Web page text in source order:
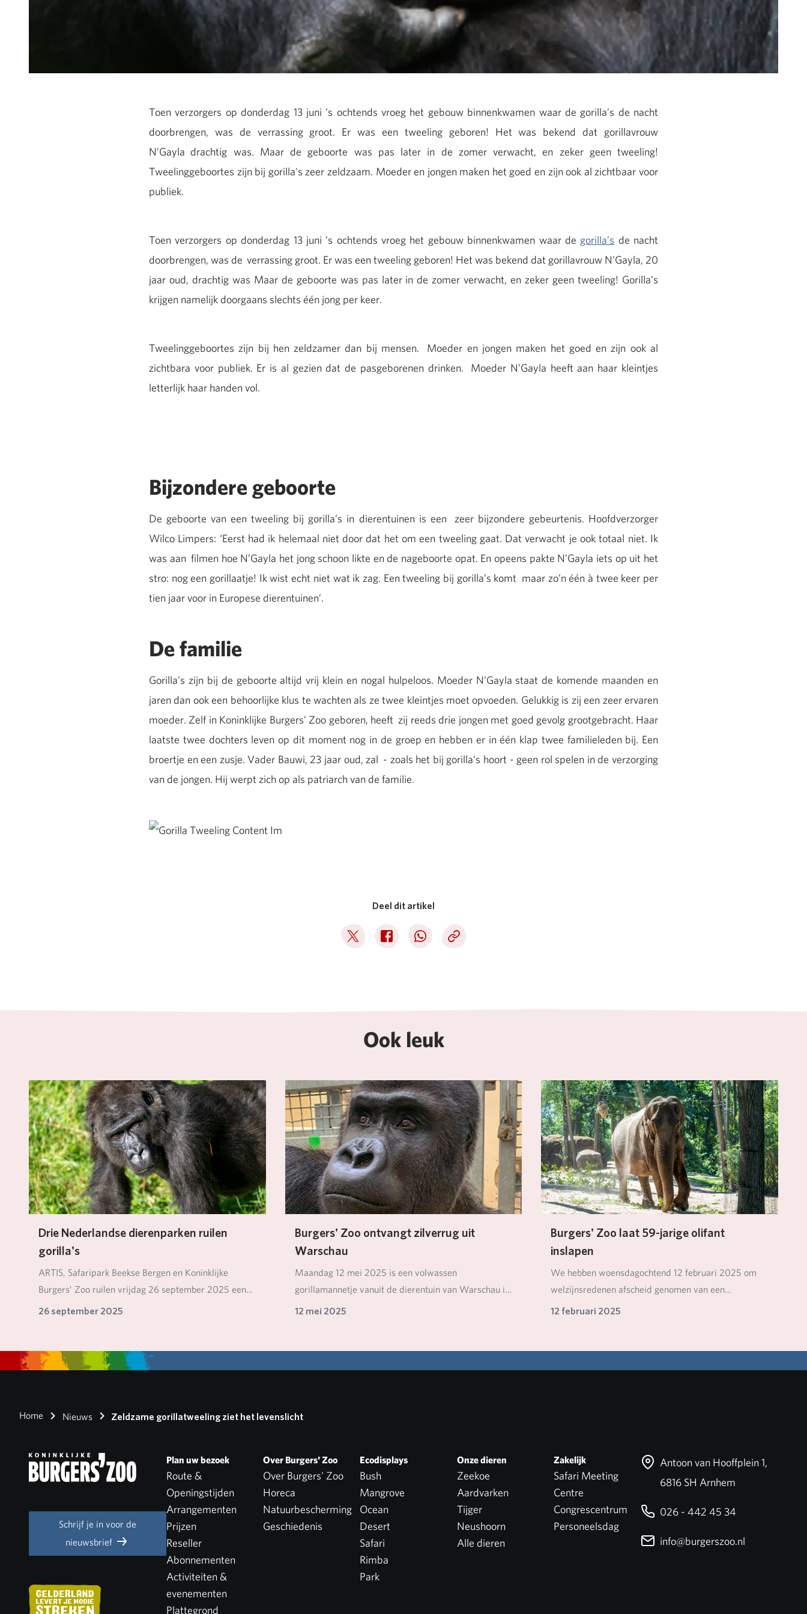
Toen verzorgers op donderdag 13 juni ’s ochtends vroeg het gebouw binnenkwamen waar de gorilla’s de nacht
doorbrengen, was de verrassing groot. Er was een tweeling geboren! Het was bekend dat gorillavrouw
N’Gayla drachtig was. Maar de geboorte was pas later in de zomer verwacht, en zeker geen tweeling!
Tweelinggeboortes zijn bij gorilla's zeer zeldzaam. Moeder en jongen maken het goed en zijn ook al zichtbaar voor
publiek.
Toen verzorgers op donderdag 13 juni ’s ochtends vroeg het gebouw binnenkwamen waar de gorilla’s de nacht
doorbrengen, was de verrassing groot. Er was een tweeling geboren! Het was bekend dat gorillavrouw N’Gayla, 20
jaar oud, drachtig was Maar de geboorte was pas later in de zomer verwacht, en zeker geen tweeling! Gorilla’s
krijgen namelijk doorgaans slechts één jong per keer.
Tweelinggeboortes zijn bij hen zeldzamer dan bij mensen. Moeder en jongen maken het goed en zijn ook al
zichtbara voor publiek. Er is al gezien dat de pasgeborenen drinken. Moeder N’Gayla heeft aan haar kleintjes
letterlijk haar handen vol.
Bijzondere geboorte
De geboorte van een tweeling bij gorilla’s in dierentuinen is een zeer bijzondere gebeurtenis. Hoofdverzorger
Wilco Limpers: ‘Eerst had ik helemaal niet door dat het om een tweeling gaat. Dat verwacht je ook totaal niet. Ik
was aan filmen hoe N’Gayla het jong schoon likte en de nageboorte opat. En opeens pakte N’Gayla iets op uit het
stro: nog een gorillaatje! Ik wist echt niet wat ik zag. Een tweeling bij gorilla’s komt maar zo’n één à twee keer per
tien jaar voor in Europese dierentuinen’.
De familie
Gorilla’s zijn bij de geboorte altijd vrij klein en nogal hulpeloos. Moeder N’Gayla staat de komende maanden en
jaren dan ook een behoorlijke klus te wachten als ze twee kleintjes moet opvoeden. Gelukkig is zij een zeer ervaren
moeder. Zelf in Koninklijke Burgers’ Zoo geboren, heeft zij reeds drie jongen met goed gevolg grootgebracht. Haar
laatste twee dochters leven op dit moment nog in de groep en hebben er in één klap twee familieleden bij. Een
broertje en een zusje. Vader Bauwi, 23 jaar oud, zal - zoals het bij gorilla’s hoort - geen rol spelen in de verzorging
van de jongen. Hij werpt zich op als patriarch van de familie.
Deel dit artikel
Deel op TwitterDeel op Facebook
Deel op WhatsApp
Kopieer link
Ook leuk
Drie Nederlandse dierenparken ruilen
gorilla's
ARTIS, Safaripark Beekse Bergen en Koninklijke
Burgers’ Zoo ruilen vrijdag 26 september 2025 een
aan…
26 september 2025
Burgers' Zoo ontvangt zilverrug uit
Warschau
Maandag 12 mei 2025 is een volwassen
gorillamannetje vanuit de dierentuin van Warschau in
ons park g…
12 mei 2025
Burgers' Zoo laat 59-jarige olifant
inslapen
We hebben woensdagochtend 12 februari 2025 om
welzijnsredenen afscheid genomen van een
hoogbejaarde…
12 februari 2025
Home Nieuws Zeldzame gorillatweeling ziet het levenslicht
Schrijf je in voor de
nieuwsbrief
Plan uw bezoek
Route &
Openingstijden
Arrangementen
Prijzen
Reseller
Abonnementen
Activiteiten &
evenementen
Plattegrond
Over Burgers' Zoo
Over Burgers' Zoo
Horeca
Natuurbescherming
Geschiedenis
Ecodisplays
Bush
Mangrove
Ocean
Desert
Safari
Rimba
Park
Onze dieren
Zeekoe
Aardvarken
Tijger
Neushoorn
Alle dieren
Zakelijk
Safari Meeting
Centre
Congrescentrum
Personeelsdag
Antoon van Hooffplein 1,
6816 SH Arnhem
026 - 442 45 34
info@burgerszoo.nl